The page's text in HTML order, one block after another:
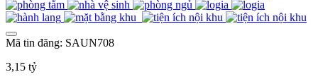
Mã tin đăng: SAUN708
3,15 tỷ